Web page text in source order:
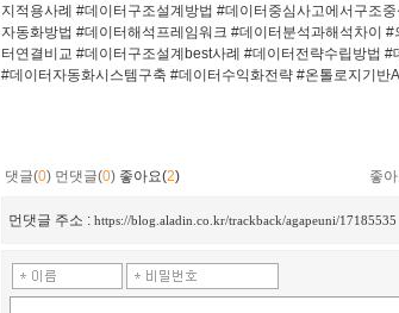
지적용사례 #데이터구조설계방법 #데이터중심사고에서구조
자동화방법 #데이터해석프레임워크 #데이터분석과해석차이
터연결비교 #데이터구조설계best사례 #데이터전략수립방법
#데이터자동화시스템구축 #데이터수익화전략 #온톨로지기반
댓글(0) 먼댓글(0) 좋아요(2) 좋
먼댓글 주소 : https://blog.aladin.co.kr/trackback/agapeuni/17185535